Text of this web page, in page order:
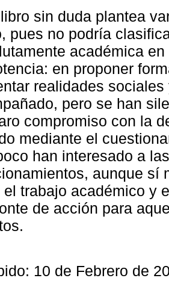
sin duda plantea
pues no podría
académica
en proponer
realidades
pero se han
compromiso con la
mediante el
han interesado a
aunque sí
el trabajo académico y
de acción para
10 de Febrero de